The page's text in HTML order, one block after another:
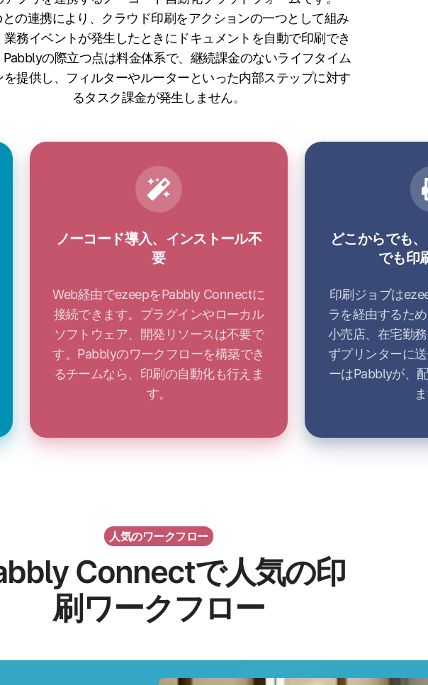
の連携により、クラウド印刷をアクションの一つとして組み
業務イベントが発生したときにドキュメントを自動で印刷でき
Pabblyの際立つ点は料金体系で、継続課金のないライフタイム
を提供し、フィルターやルーターといった内部ステップに対す
るタスク課金が発生しません。
ノーコード導入、インストール不
要
Web経由でezeepをPabbly Connectに
接続できます。プラグインやローカル
ソフトウェア、開発リソースは不要で
す。Pabblyのワークフローを構築でき
るチームなら、印刷の自動化も行えま
す。
どこからでも
でも印
印刷ジョブは
ラを経由するた
小売店、在宅勤
ずプリンターに
ーはPabblyが、
人気のワークフロー
Connectで人気の印
刷ワークフロー